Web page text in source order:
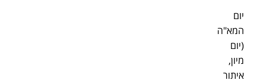
יום
המא"ה
(יום
מיון,
איתור